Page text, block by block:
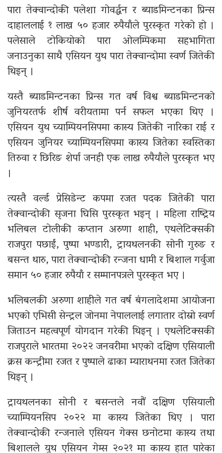
पारा तेक्वान्दोकी पलेशा गोवर्द्धन र ब्याडमिन्टनका प्रिन्स
दाहाललाई १ लाख ५० हजार रुपैयाँले पुरस्कृत गरेको हो ।
पलेसाले टोकियोको पारा ओलम्पिकमा सहभागिता
जनाउनुका साथै एसियन युथ पारा तेक्वान्दोमा स्वर्ण जितेकी
थिइन् ।
यस्तै ब्याडमिन्टनका प्रिन्स गत वर्ष विश्व ब्याडमिन्टनको
जुनियरतर्फ शीर्ष वरीयतामा पर्न सफल भएका थिए ।
एसियन युथ च्याम्पियनसिपमा कास्य जितेकी नारिका राई र
एसियन जुनियर च्याम्पियनसिपमा कास्य जितेका स्वस्तिका
तिरुवा र छिरिङ शेर्पा जनही एक लाख रुपैयाँले पुरस्कृत भए
।
त्यस्तै वर्ल्ड प्रेसिडेन्ट कपमा रजत पदक जितेकी पारा
तेक्वान्दोकी सृजना घिसि पुरस्कृत भइन् । महिला राष्ट्रिय
भलिबल टोलीकी कप्तान अरुणा शाही, एथलेटिक्सकी
राजपुरा पछाईं, पुष्पा भण्डारी, ट्रायथलनकी सोनी गुरुङ र
बसन्त थारु, पारा तेक्वान्दोकी रन्जना धामी र बिशाल गर्वुजा
समान ५० हजार रुपैयाँ र सम्मानपत्रले पुरस्कृत भए ।
भलिबलकी अरुणा शाहीले गत वर्ष बंगलादेशमा आयोजना
भएको एभिसी सेन्ट्रल जोनमा नेपाललाई लगातार दोस्रो स्वर्ण
जिताउन महत्वपूर्ण योगदान गरेकी थिइन् । एथलेटिक्सकी
राजपुराले भारतमा २०२२ जनवरीमा भएको दक्षिण एसियाली
क्रस कन्ट्रीमा रजत र पुष्पाले ढाका म्याराथनमा रजत जितेका
थिइन् ।
ट्रायथलनका सोनी र बसन्तले नवौं दक्षिण एसियाली
च्याम्पियनसिप २०२२ मा कास्य जितेका थिए । पारा
तेक्वान्दोकी रन्जनाले एसियन गेक्स छनोटमा कास्य तथा
बिशालले युथ एसियन गेम्स २०२१ मा कास्य हात पारेका